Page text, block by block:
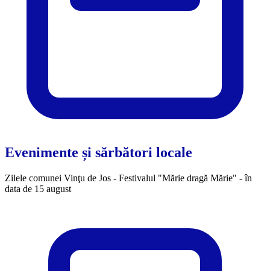
Evenimente și sărbători locale
Zilele comunei Vinţu de Jos - Festivalul "Mărie dragă Mărie" - în
data de 15 august